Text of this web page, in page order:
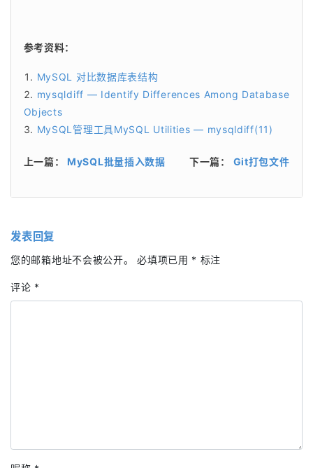
参考资料：
MySQL 对比数据库表结构
mysqldiff — Identify Differences Among Database
Objects
MySQL管理工具MySQL Utilities — mysqldiff(11)
上一篇： MySQL批量插入数据 下一篇： Git打包文件
发表回复
您的邮箱地址不会被公开。 必填项已用 * 标注
评论 *